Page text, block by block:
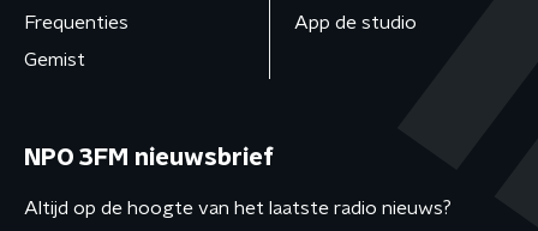
Frequenties
Gemist
App de studio
NPO 3FM nieuwsbrief
Altijd op de hoogte van het laatste radio nieuws?